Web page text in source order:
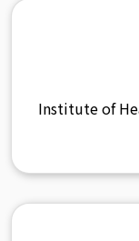
Institute of